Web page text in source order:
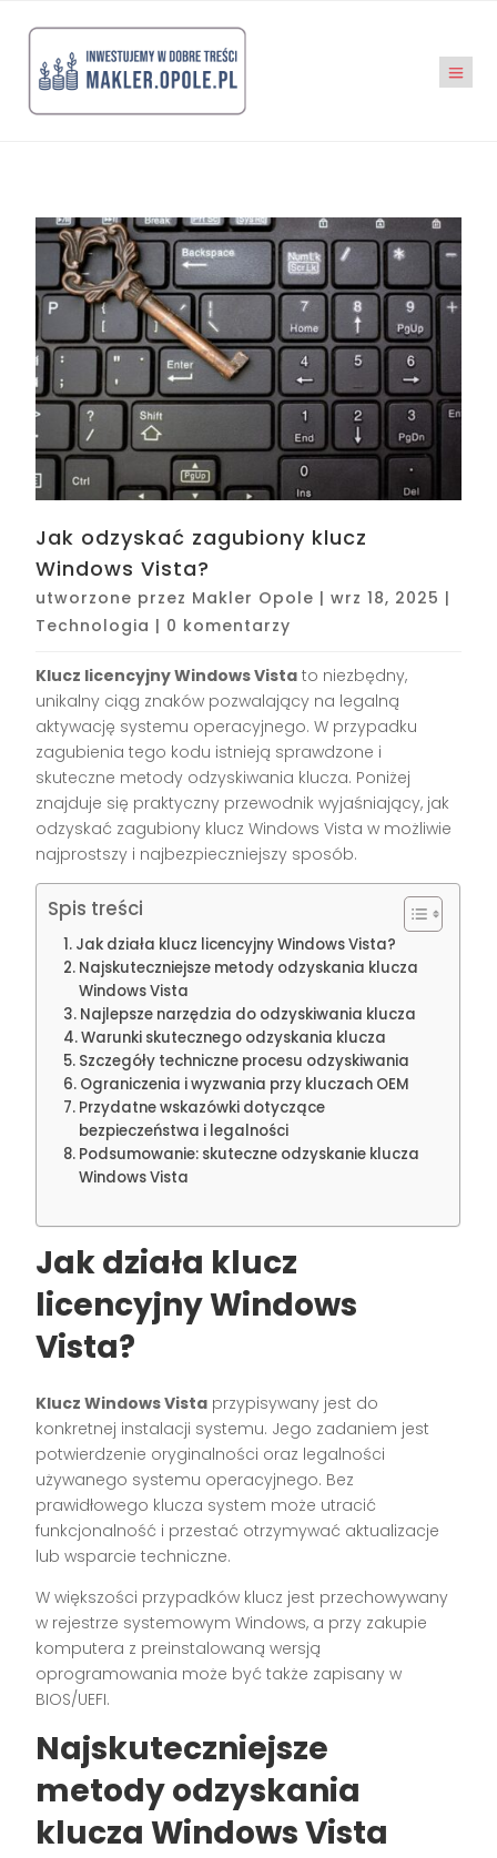
Jak odzyskać zagubiony klucz
Windows Vista?
utworzone przez Makler Opole |wrz 18, 2025 |
Technologia | 0 komentarzy
Klucz licencyjny Windows Vista to niezbędny,
unikalny ciąg znaków pozwalający na legalną
aktywację systemu operacyjnego. W przypadku
zagubienia tego kodu istnieją sprawdzone i
skuteczne metody odzyskiwania klucza. Poniżej
znajduje się praktyczny przewodnik wyjaśniający, jak
odzyskać zagubiony klucz Windows Vista w możliwie
najprostszy i najbezpieczniejszy sposób.
Spis treści
Jak działa klucz licencyjny Windows Vista?
Najskuteczniejsze metody odzyskania klucza
Windows Vista
Najlepsze narzędzia do odzyskiwania klucza
Warunki skutecznego odzyskania klucza
Szczegóły techniczne procesu odzyskiwania
Ograniczenia i wyzwania przy kluczach OEM
Przydatne wskazówki dotyczące
bezpieczeństwa i legalności
Podsumowanie: skuteczne odzyskanie klucza
Windows Vista
Jak działa klucz
licencyjny Windows
Vista?
Klucz Windows Vista przypisywany jest do
konkretnej instalacji systemu. Jego zadaniem jest
potwierdzenie oryginalności oraz legalności
używanego systemu operacyjnego. Bez
prawidłowego klucza system może utracić
funkcjonalność i przestać otrzymywać aktualizacje
lub wsparcie techniczne.
W większości przypadków klucz jest przechowywany
w rejestrze systemowym Windows, a przy zakupie
komputera z preinstalowaną wersją
oprogramowania może być także zapisany w
BIOS/UEFI.
Najskuteczniejsze
metody odzyskania
klucza Windows Vista